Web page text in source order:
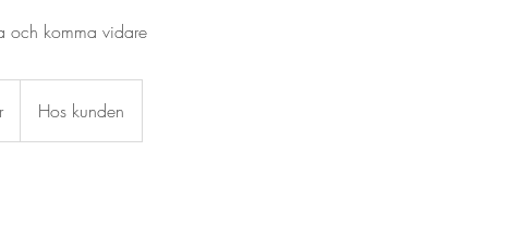
och komma vidare
Hos kunden